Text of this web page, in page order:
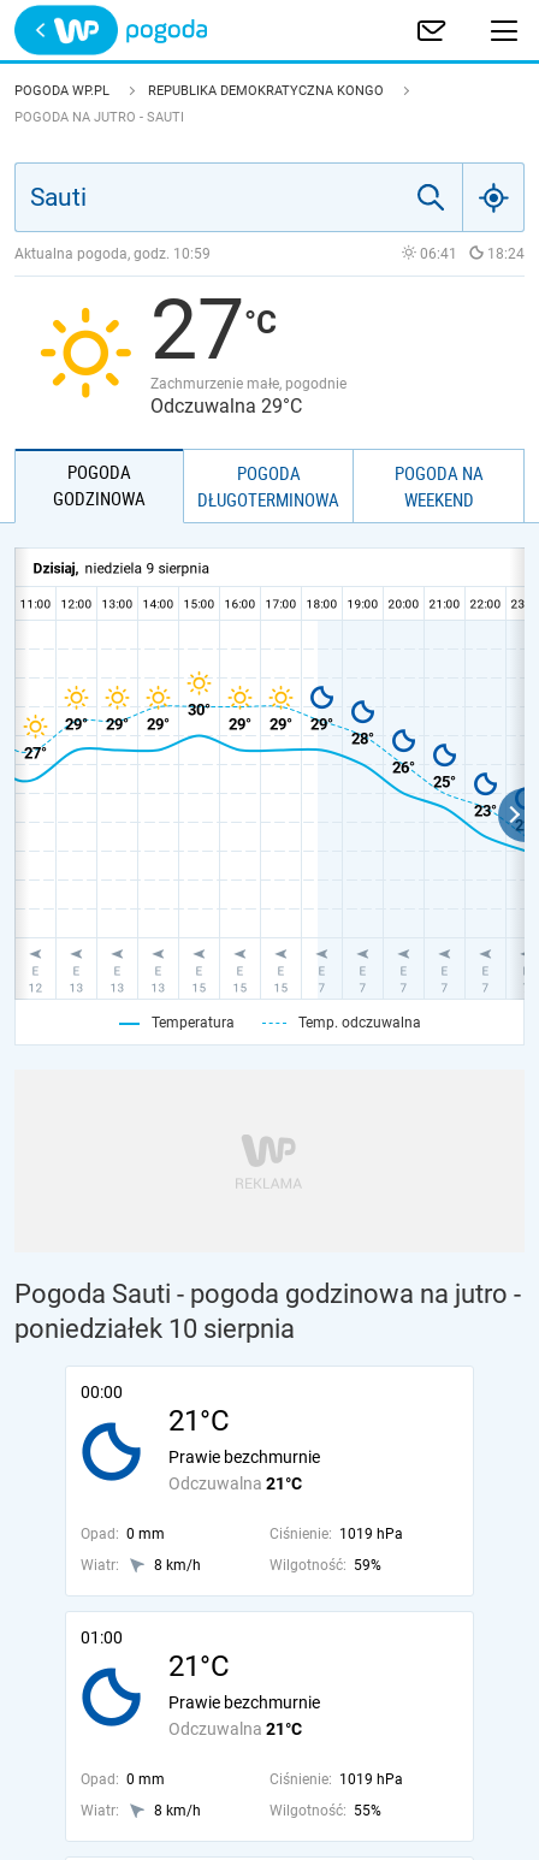
Trwa ładowanie
POLSKA
JAKOŚĆ POWIETRZA
POGODA WP.PL
REPUBLIKA DEMOKRATYCZNA KONGO
POGODA NA JUTRO - SAUTI
Aktualna pogoda, godz. 10:59 06:41 18:24
27
Zachmurzenie małe, pogodnie
Odczuwalna 29°C
POGODA
GODZINOWA
POGODA
DŁUGOTERMINOWA
POGODA NA
WEEKEND
Temperatura Temp. odczuwalna
Pogoda Sauti - pogoda godzinowa na jutro -
poniedziałek 10 sierpnia
00:00
21°C
Odczuwalna 21°C
Prawie bezchmurnie
Opad: 0 mm Ciśnienie: 1019 hPa
Wiatr:
8 km/h Wilgotność: 59%
01:00
21°C
Odczuwalna 21°C
Prawie bezchmurnie
Opad: 0 mm Ciśnienie: 1019 hPa
Wiatr:
8 km/h Wilgotność: 55%